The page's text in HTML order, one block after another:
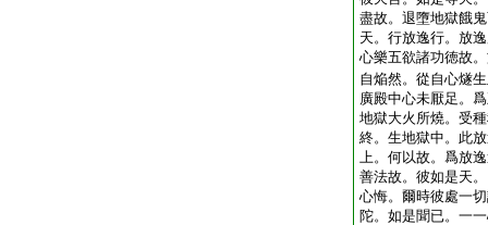
盡故。退墮地獄餓
天。行放逸行。放
心樂五欲諸功徳故
自焔然。從自心燧
廣殿中心未厭足。
地獄大火所燒。受
終。生地獄中。此
上。何以故。爲放
善法故。彼如是天
心悔。爾時彼處一
陀。如是聞已。一